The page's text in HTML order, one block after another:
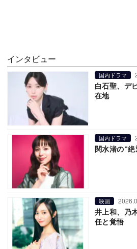
インタビュー
国内ドラマ
白石聖、デ
在地
国内ドラマ
関水渚の“
映画
井上和、乃
任と覚悟